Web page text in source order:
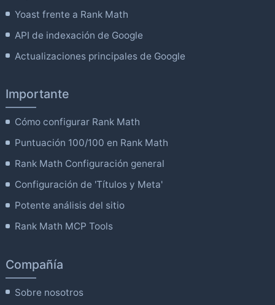
Yoast frente a Rank Math
API de indexación de Google
Actualizaciones principales de Google
Importante
Cómo configurar Rank Math
Puntuación 100/100 en Rank Math
Rank Math Configuración general
Configuración de 'Títulos y Meta'
Potente análisis del sitio
Rank Math MCP Tools
Compañía
Sobre nosotros